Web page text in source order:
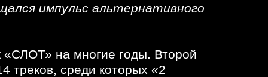
импульс альтернативного
на многие годы. Второй
треков, среди которых «2